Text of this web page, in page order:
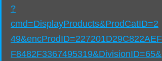
?
cmd=DisplayProducts&ProdCatID=2
49&encProdID=227201D29C822AEF
F8482F3367495319&DivisionID=65&